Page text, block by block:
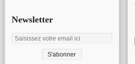
Newsletter